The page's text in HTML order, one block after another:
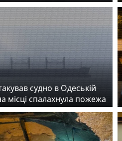
судно в Одеській
місці спалахнула пожежа